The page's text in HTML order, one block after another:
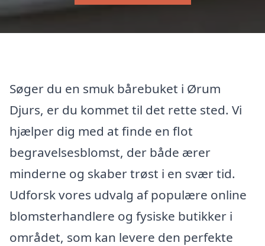
Søger du en smuk bårebuket i Ørum
Djurs, er du kommet til det rette sted. Vi
hjælper dig med at finde en flot
begravelsesblomst, der både ærer
minderne og skaber trøst i en svær tid.
Udforsk vores udvalg af populære online
blomsterhandlere og fysiske butikker i
området, som kan levere den perfekte